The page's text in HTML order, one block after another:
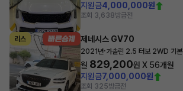
지원금4,000,000원
조회 3,638방금전
리스 제네시스 GV70
2021년·가솔린 2.5 터보 2WD 기본
월 829,200원 X 56개월
지원금7,000,000원
조회 325방금전